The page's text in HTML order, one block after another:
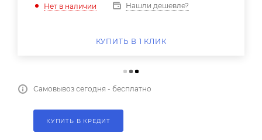
Нет в наличии
Нашли дешевле?
КУПИТЬ В 1 КЛИК
Самовывоз сегодня - бесплатно
КУПИТЬ В КРЕДИТ